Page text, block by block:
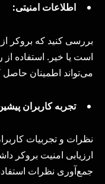
اطلاعات امنیتی:
بررسی کنید که بروکر
است یا خیر. استفاده از
می‌تواند اطمینان حاصل
تجربه کاربران
نظرات و تجربیات
ارزیابی امنیت بروکر
جمع‌آوری نظرات